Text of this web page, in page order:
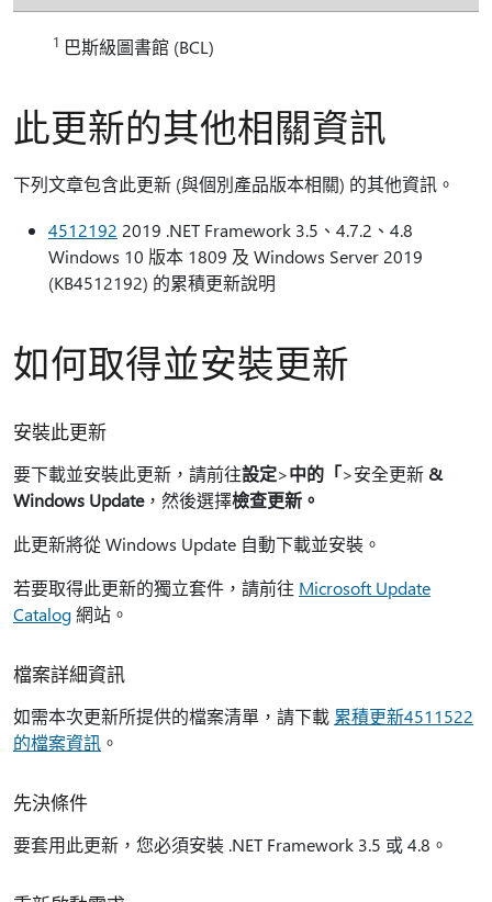
1 巴斯級圖書館 (BCL)
此更新的其他相關資訊
下列文章包含此更新 (與個別產品版本相關) 的其他資訊。
4512192 2019 .NET Framework 3.5、4.7.2、4.8
Windows 10 版本 1809 及 Windows Server 2019
(KB4512192) 的累積更新說明
如何取得並安裝更新
安裝此更新
要下載並安裝此更新，請前往設定>中的「>安全更新 &
Windows Update，然後選擇檢查更新。
此更新將從 Windows Update 自動下載並安裝。
若要取得此更新的獨立套件，請前往 Microsoft Update
Catalog網站。
檔案詳細資訊
如需本次更新所提供的檔案清單，請下載 累積更新4511522
的檔案資訊 。
先決條件
要套用此更新，您必須安裝 .NET Framework 3.5 或 4.8。